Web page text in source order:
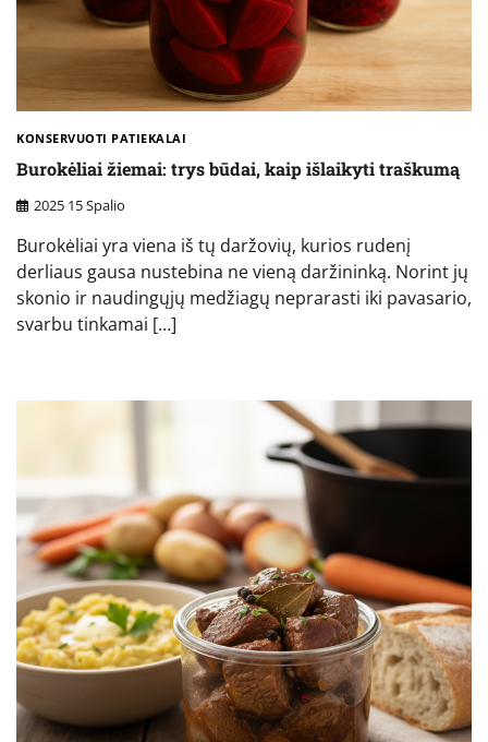
KONSERVUOTI PATIEKALAI
Burokėliai žiemai: trys būdai, kaip išlaikyti traškumą
2025 15 Spalio
Burokėliai yra viena iš tų daržovių, kurios rudenį
derliaus gausa nustebina ne vieną daržininką. Norint jų
skonio ir naudingųjų medžiagų neprarasti iki pavasario,
svarbu tinkamai […]